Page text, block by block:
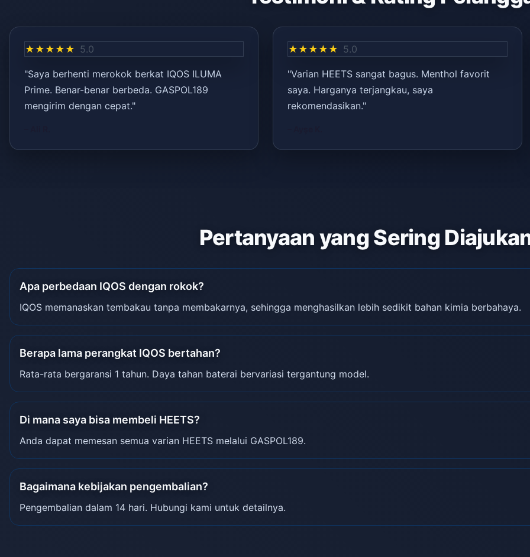
★★★★★ 5.0
"Saya berhenti merokok berkat IQOS ILUMA
Prime. Benar-benar berbeda. GASPOL189
mengirim dengan cepat."
★★★★★ 5.0
"Varian HEETS sangat bagus. Menthol favorit
saya. Harganya terjangkau, saya
rekomendasikan."
Pertanyaan yang Sering
Apa perbedaan IQOS dengan rokok?
IQOS memanaskan tembakau tanpa membakarnya, sehingga menghasilkan lebih sedikit bahan kimia berbahaya.
Berapa lama perangkat IQOS bertahan?
Rata-rata bergaransi 1 tahun. Daya tahan baterai bervariasi tergantung model.
Di mana saya bisa membeli HEETS?
Anda dapat memesan semua varian HEETS melalui GASPOL189.
Bagaimana kebijakan pengembalian?
Pengembalian dalam 14 hari. Hubungi kami untuk detailnya.